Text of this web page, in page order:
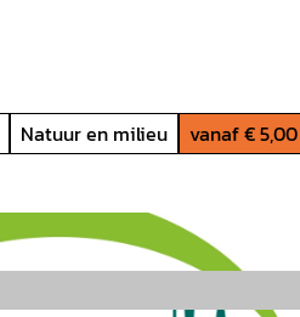
Natuur en milieu vanaf €